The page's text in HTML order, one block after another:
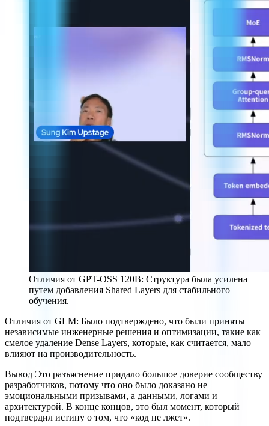
Отличия от GPT-OSS 120B: Структура была усилена
путем добавления Shared Layers для стабильного
обучения.
Отличия от GLM: Было подтверждено, что были приняты
независимые инженерные решения и оптимизации, такие как
смелое удаление Dense Layers, которые, как считается, мало
влияют на производительность.
Вывод Это разъяснение придало большое доверие сообществу
разработчиков, потому что оно было доказано не
эмоциональными призывами, а данными, логами и
архитектурой. В конце концов, это был момент, который
подтвердил истину о том, что «код не лжет».